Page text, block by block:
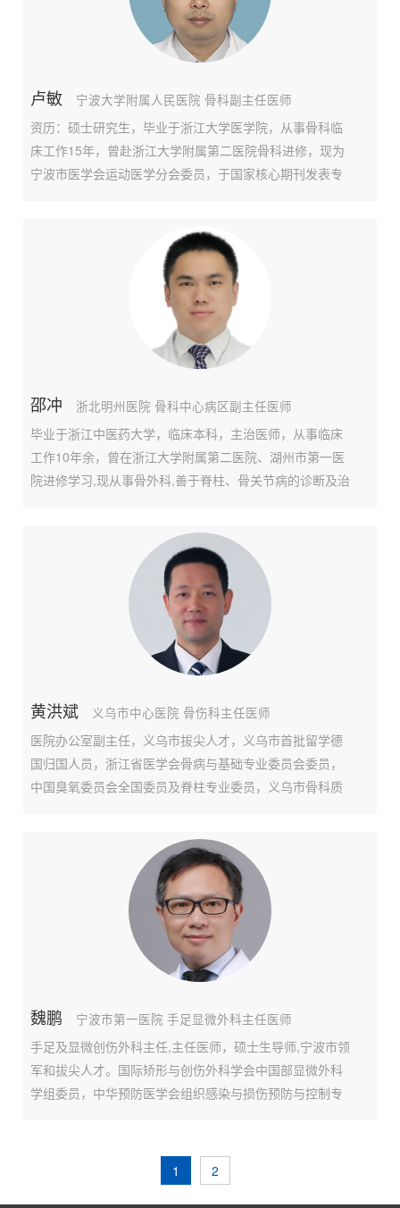
卢敏 宁波大学附属人民医院 骨科副主任医师
资历：硕士研究生，毕业于浙江大学医学院，从事骨科临
床工作15年，曾赴浙江大学附属第二医院骨科进修，现为
宁波市医学会运动医学分会委员，于国家核心期刊发表专
创伤、骨性关节炎等疾病的诊治，尤其擅长肩、膝、髋等
邵冲 浙北明州医院 骨科中心病区副主任医师
毕业于浙江中医药大学，临床本科，主治医师，从事临床
工作10年余，曾在浙江大学附属第二医院、湖州市第一医
院进修学习,现从事骨外科,善于脊柱、骨关节病的诊断及治
炎。2019年开展地区首例attune人工膝关节置换术。202
黄洪斌 义乌市中心医院 骨伤科主任医师
医院办公室副主任，义乌市拔尖人才，义乌市首批留学德
国归国人员，浙江省医学会骨病与基础专业委员会委员，
中国臭氧委员会全国委员及脊柱专业委员，义乌市骨科质
楼医院等全国知名医院进行专业培训。2011年受浙江省卫
生厅委派公费在德国世界著名的脊柱外科中心Beta Klinic
及Waldkrankenha
魏鹏 宁波市第一医院 手足显微外科主任医师
手足及显微创伤外科主任,主任医师，硕士生导师,宁波市领
军和拔尖人才。国际矫形与创伤外科学会中国部显微外科
学组委员，中华预防医学会组织感染与损伤预防与控制专
科学分会足踝学组青年委员，中国研究型医院学会骨科创
新与转化专业委员会委员/创面修复学组常务委员，中国生
1 2